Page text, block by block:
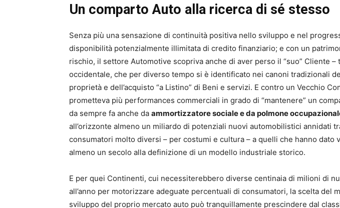
Un comparto Auto alla ricerca di sé stesso
Senza più una sensazione di continuità positiva nello sviluppo e nel
disponibilità potenzialmente illimitata di credito finanziario; e con un
rischio, il settore Automotive scopriva anche di aver perso il “suo” Cliente –
occidentale, che per diverso tempo si è identificato nei canoni tradizionali
proprietà e dell’acquisto “a Listino” di Beni e servizi. E contro un Vecchio
prometteva più performances commerciali in grado di “mantenere” un
da sempre fa anche da ammortizzatore sociale e da polmone
all’orizzonte almeno un miliardo di potenziali nuovi automobilistici annidati
consumatori molto diversi – per costumi e cultura – a quelli che hanno dato
almeno un secolo alla definizione di un modello industriale storico.
E per quei Continenti, cui necessiterebbero diverse centinaia di milioni di
all’anno per motorizzare adeguate percentuali di consumatori, la scelta del
sviluppo del proprio mercato auto può tranquillamente prescindere dal